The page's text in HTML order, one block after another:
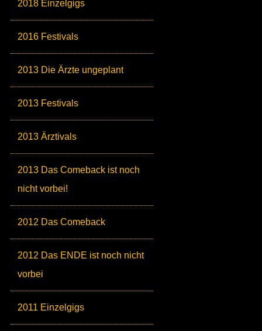
2018 Einzelgigs
2016 Festivals
2013 Die Ärzte ungeplant
2013 Festivals
2013 Ärztivals
2013 Das Comeback ist noch
nicht vorbei!
2012 Das Comeback
2012 Das ENDE ist noch nicht
vorbei
2011 Einzelgigs